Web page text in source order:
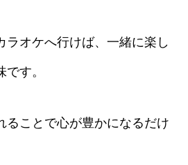
ラオケへ行けば、一緒に楽し
す。
ることで心が豊かになるだけ